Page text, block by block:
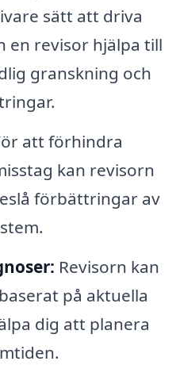
sätt att driva
en revisor hjälpa till
granskning och
att förhindra
kan revisorn
förbättringar av
Revisorn kan
på aktuella
dig att planera